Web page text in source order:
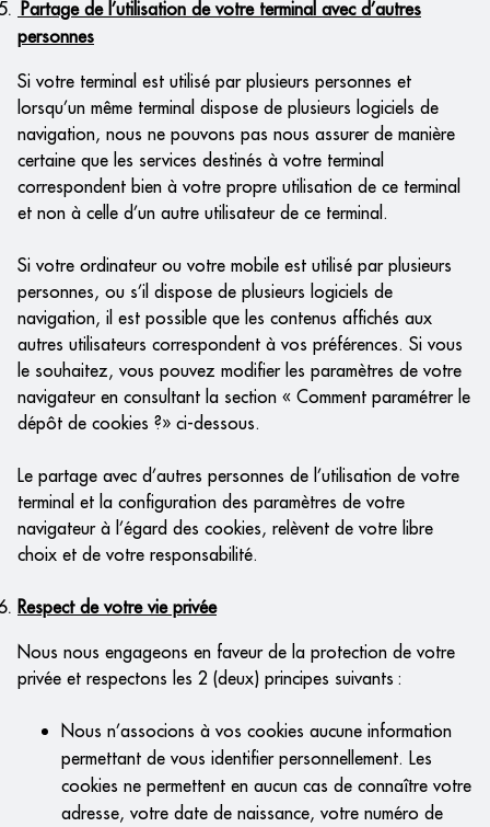
Partage de l’utilisation de votre terminal avec d’autres
personnes
Si votre terminal est utilisé par plusieurs personnes et
lorsqu’un même terminal dispose de plusieurs logiciels de
navigation, nous ne pouvons pas nous assurer de manière
certaine que les services destinés à votre terminal
correspondent bien à votre propre utilisation de ce terminal
et non à celle d’un autre utilisateur de ce terminal.
Si votre ordinateur ou votre mobile est utilisé par plusieurs
personnes, ou s’il dispose de plusieurs logiciels de
navigation, il est possible que les contenus affichés aux
autres utilisateurs correspondent à vos préférences. Si vous
le souhaitez, vous pouvez modifier les paramètres de votre
navigateur en consultant la section « Comment paramétrer le
dépôt de cookies ?» ci-dessous.
Le partage avec d’autres personnes de l’utilisation de votre
terminal et la configuration des paramètres de votre
navigateur à l’égard des cookies, relèvent de votre libre
choix et de votre responsabilité.
Respect de votre vie privée
Nous nous engageons en faveur de la protection de votre
privée et respectons les 2 (deux) principes suivants :
Nous n’associons à vos cookies aucune information
permettant de vous identifier personnellement. Les
cookies ne permettent en aucun cas de connaître votre
adresse, votre date de naissance, votre numéro de